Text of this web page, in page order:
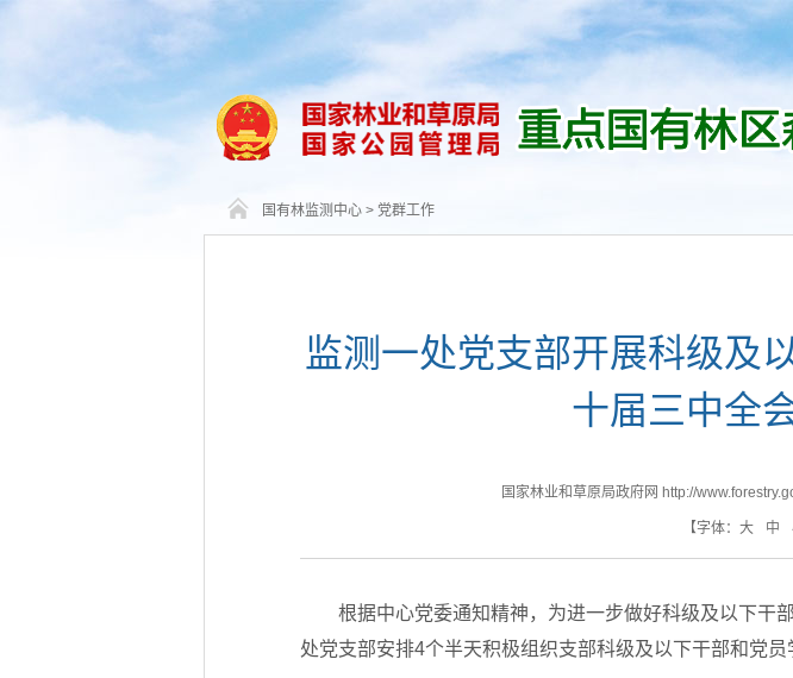
国有林监测中心 > 党群工作
监测一处党支部开展科级及
十届三中全
国家林业和草原局政府网 http://
【字体： 大 中
根据中心党委通知精神，为进一步做好科级及以下干
处党支部安排4个半天积极组织支部科级及以下干部和党员